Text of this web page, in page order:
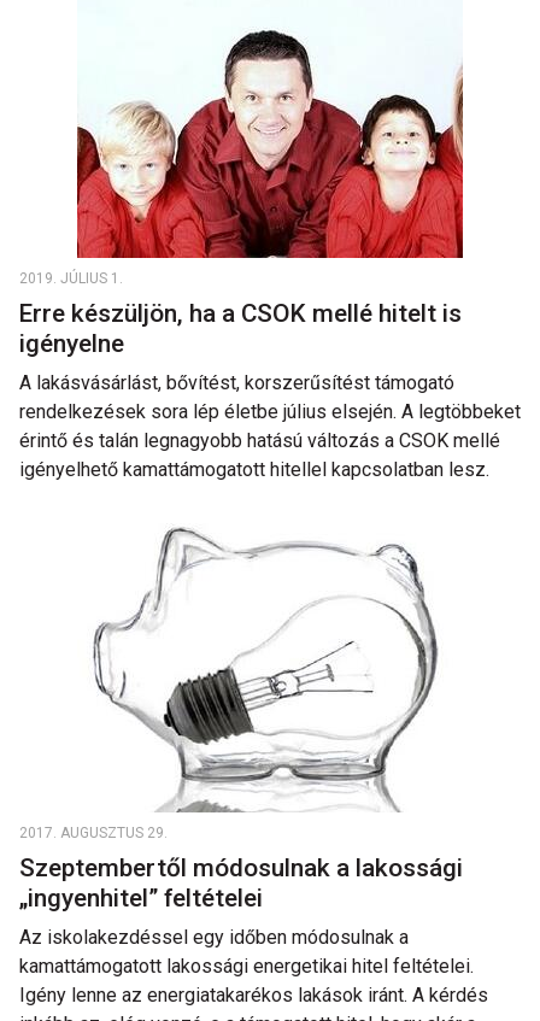
2019. JÚLIUS 1.
Erre készüljön, ha a CSOK mellé hitelt is
igényelne
A lakásvásárlást, bővítést, korszerűsítést támogató
rendelkezések sora lép életbe július elsején. A legtöbbeket
érintő és talán legnagyobb hatású változás a CSOK mellé
igényelhető kamattámogatott hitellel kapcsolatban lesz.
2017. AUGUSZTUS 29.
Szeptembertől módosulnak a lakossági
„ingyenhitel” feltételei
Az iskolakezdéssel egy időben módosulnak a
kamattámogatott lakossági energetikai hitel feltételei.
Igény lenne az energiatakarékos lakások iránt. A kérdés